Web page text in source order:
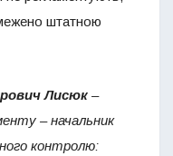
штатною
Лисюк –
– начальник
контролю: